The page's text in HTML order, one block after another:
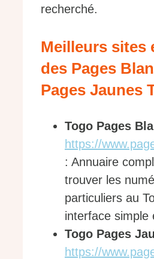
recherché.
Meilleurs sites
des Pages
Pages Jaunes
Togo Pages
https://
: Annuaire
trouver les
particuliers au
interface simple
Togo Pages
https://